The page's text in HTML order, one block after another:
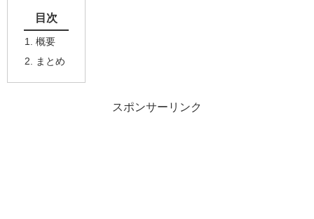
目次
概要
まとめ
スポンサーリンク